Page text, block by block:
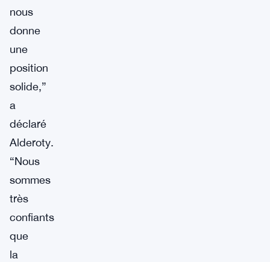
nous
donne
une
position
solide,”
a
déclaré
Alderoty.
“Nous
sommes
très
confiants
que
la